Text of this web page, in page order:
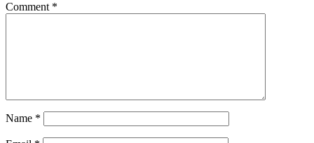
Comment *
Name *